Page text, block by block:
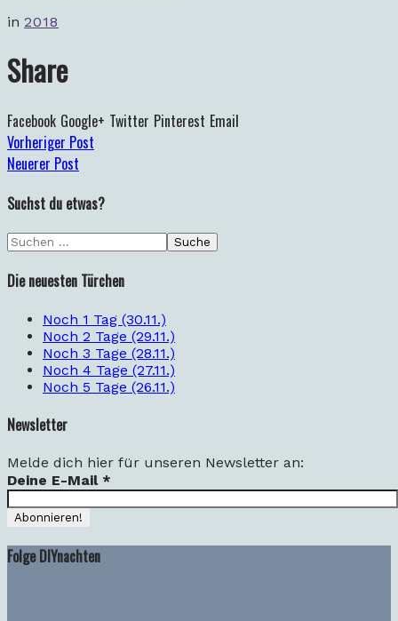
in 2018
Share
Facebook Google+ Twitter Pinterest Email
Vorheriger Post
Neuerer Post
Suchst du etwas?
Die neuesten Türchen
Noch 1 Tag (30.11.)
Noch 2 Tage (29.11.)
Noch 3 Tage (28.11.)
Noch 4 Tage (27.11.)
Noch 5 Tage (26.11.)
Newsletter
Melde dich hier für unseren Newsletter an:
Deine E-Mail *
Folge DIYnachten